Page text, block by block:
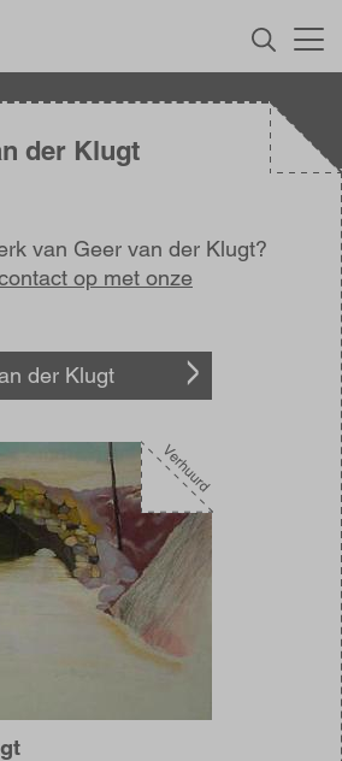
der Klugt
van Geer van der Klugt?
op met onze
der Klugt